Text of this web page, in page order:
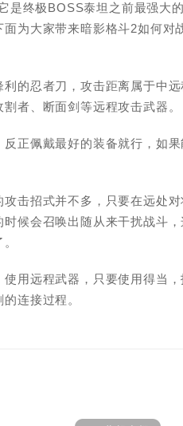
是终极BOSS泰坦之前最强大
为大家带来暗影格斗2如何
的忍者刀，攻击距离属于中
者、断面剑等远程攻击武器。
正佩戴最好的装备就行，如
击招式并不多，只要在远处
候会召唤出随从来干扰战斗
用远程武器，只要使用得当
连接过程。